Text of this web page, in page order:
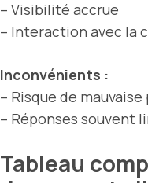
– Visibilité accrue
– Interaction avec la
Inconvénients :
– Risque de
– Réponses souvent
Tableau